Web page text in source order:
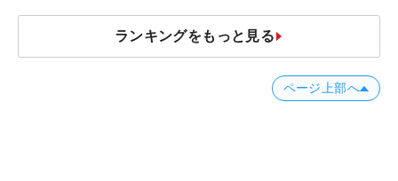
ランキングをもっと見る
ページ上部へ